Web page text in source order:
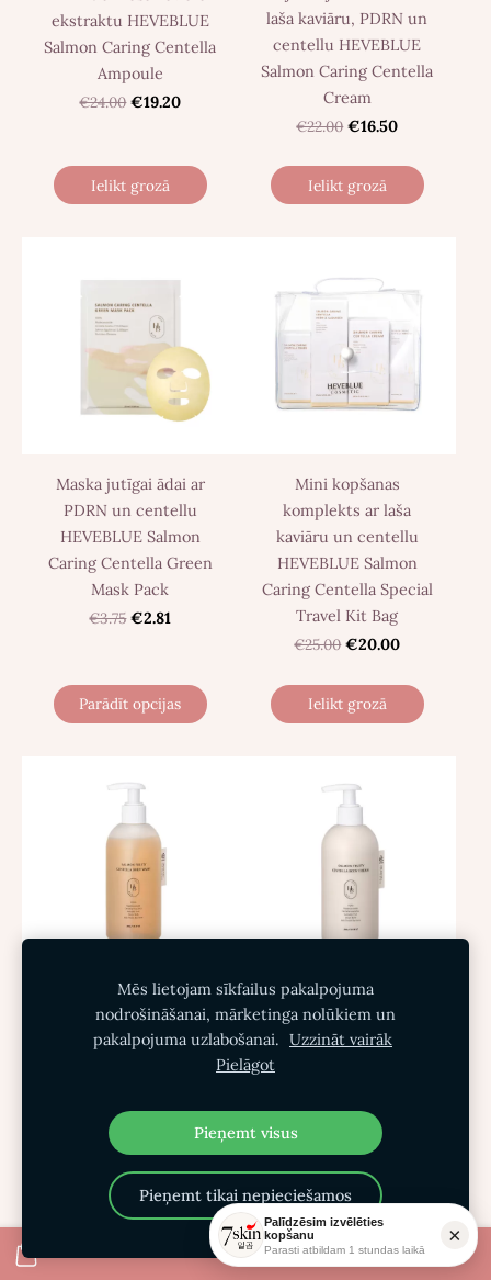
ekstraktu HEVEBLUE
Salmon Caring Centella
Ampoule
€24.00 €19.20
Ielikt grozā
laša kaviāru, PDRN un
centellu HEVEBLUE
Salmon Caring Centella
Cream
€22.00 €16.50
Ielikt grozā
Maska jutīgai ādai ar
PDRN un centellu
HEVEBLUE Salmon
Caring Centella Green
Mask Pack
€3.75 €2.81
Parādīt opcijas
Mini kopšanas
komplekts ar laša
kaviāru un centellu
HEVEBLUE Salmon
Caring Centella Special
Travel Kit Bag
€25.00 €20.00
Ielikt grozā
Mitrinoša dušas želeja ar
laša kaviāru un centellu
HEVEBLUE Salmon
Wash
€22.00
Ielikt grozā
Barojošs ķermeņa krēms
ar laša kaviāru un
Body Cream
Izpārdots
Skatīt
Palīdzēsim izvēlēties
kopšanu
Parasti atbildam 1 stundas laikā
×
Mēs lietojam sīkfailus pakalpojuma
nodrošināšanai, mārketinga nolūkiem un
pakalpojuma uzlabošanai. Uzzināt vairāk
Pielāgot
Pieņemt visus
Pieņemt tikai nepieciešamos